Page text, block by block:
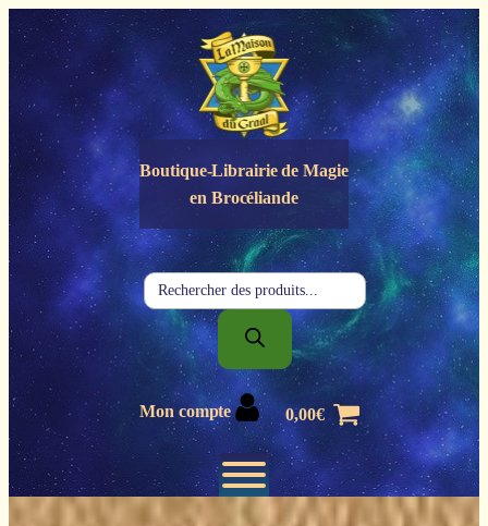
Panneau de gestion des cookies
Boutique-Librairie deMagie
en Brocéliande
Recherche
de
produits
Mon compte 0,00€